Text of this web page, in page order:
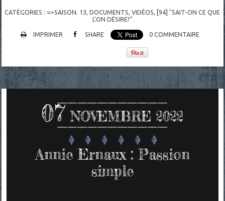
CATÉGORIES : =>SAISON. 13 ,DOCUMENTS ,VIDÉOS
[94] "SAIT-ON CE QUE
L'ON DÉSIRE?"
IMPRIMER SHARE 0 COMMENTAIRE
07 NOVEMBRE 2022
Annie Ernaux : Passion
simple